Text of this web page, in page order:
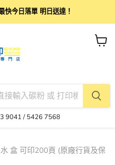
快今日落單 明日送達！
9041 / 5426 7568
查
車
盒 可印200頁 (原廠行貨及保